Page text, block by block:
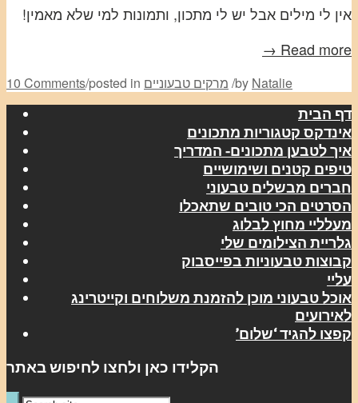
אין לי מילים אבל יש לי מתכון, ותמונות למי שלא מאמין!
Read more →
10 Comments/posted in מרקים טבעוניים /by Natalie
דף הבית
אינדקס קטגוריות מתכונים
איך לטבען מתכונים- המדריך
טיפים קטנים ושימושיים
חברים מבשלים טבעוני
הסרטים הכי טובים שתאכלו
מעלליי מחוץ לבלוג
גלריית הצילומים שלי
קבוצות טבעוניות בפייסבוק
עליי
אוכל טבעוני מוכן להזמנת משלוחים וקייטרינג
לאירועים
קפצו להגיד ‘שלום’
הקלידו כאן ולחצו לחיפוש באתר